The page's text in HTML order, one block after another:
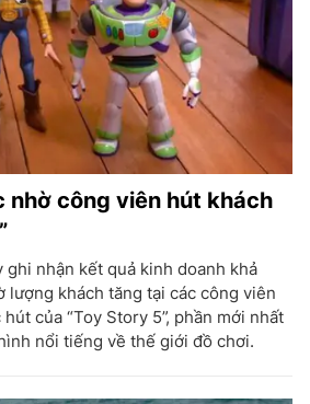
nhờ công viên hút khách
ghi nhận kết quả kinh doanh khả
lượng khách tăng tại các công viên
của “Toy Story 5”, phần mới nhất
nổi tiếng về thế giới đồ chơi.